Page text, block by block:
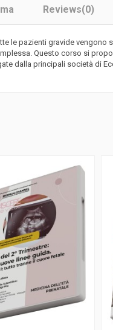
Reviews(0)
le pazienti gravide
Questo corso si
dalla principali società di